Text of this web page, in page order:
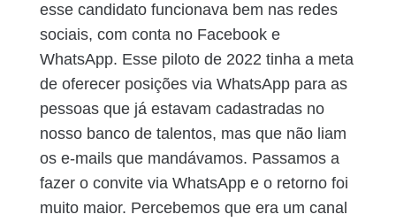
esse candidato funcionava bem nas redes
sociais, com conta no Facebook e
WhatsApp. Esse piloto de 2022 tinha a meta
de oferecer posições via WhatsApp para as
pessoas que já estavam cadastradas no
nosso banco de talentos, mas que não liam
os e-mails que mandávamos. Passamos a
fazer o convite via WhatsApp e o retorno foi
muito maior. Percebemos que era um canal